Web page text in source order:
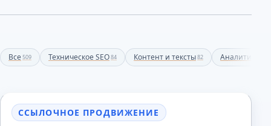
Все509 Техническое SEO84 Контент и тексты82 Аналитика и
ССЫЛОЧНОЕ ПРОДВИЖЕНИЕ